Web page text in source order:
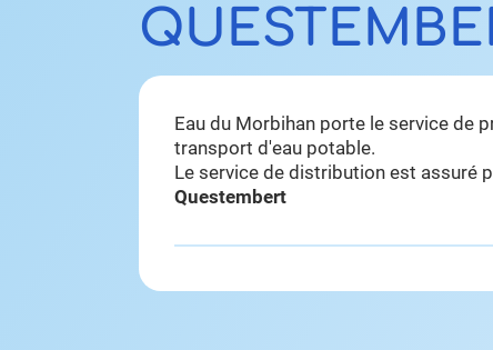
Eau du Morbihan porte le service de
transport d'eau potable.
Le service de distribution est assuré
Questembert